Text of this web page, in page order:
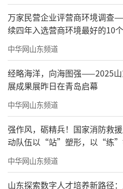
这是2026年“烟火
出圈的作品之一《教室
艺术，你也会在不同的
这里停下来拍视频、发
时代，或者讨论教育、
的成长记忆。
万家民营企业评营商环境调查
续四年入选营商环境最好的10
中华网山东频道
经略海洋，向海图强——2025
展成果展昨日在青岛启幕
中华网山东频道
强作风，砺精兵！国家消防救
动队伍以“站”塑形，以“练”
中华网山东频道
山东探索数字人才培养新路径